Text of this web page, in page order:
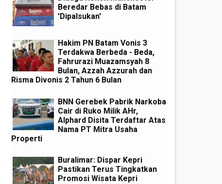
Beredar Bebas di Batam
'Dipalsukan'
Hakim PN Batam Vonis 3
Terdakwa Berbeda - Beda,
Fahrurazi Muazamsyah 8
Bulan, Azzah Azzurah dan
Risma Divonis 2 Tahun 6 Bulan
BNN Gerebek Pabrik Narkoba
Cair di Ruko Milik AHr,
Alphard Disita Terdaftar Atas
Nama PT Mitra Usaha
Properti
Buralimar: Dispar Kepri
Pastikan Terus Tingkatkan
Promosi Wisata Kepri